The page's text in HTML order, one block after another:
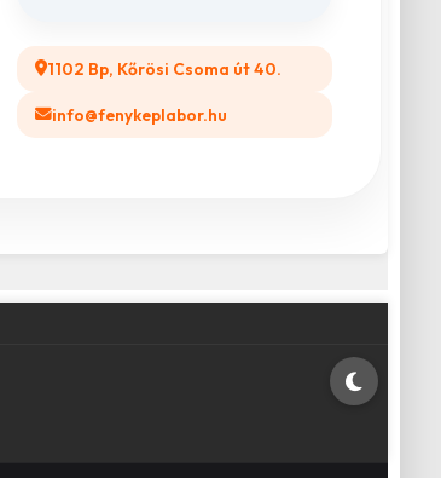
1102 Bp, Kőrösi Csoma út 40.
info@fenykeplabor.hu